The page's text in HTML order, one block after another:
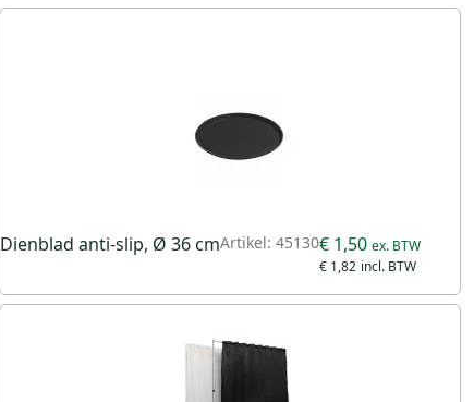
Dienblad anti-slip, Ø 36 cmArtikel: 45130
€ 1,82
€ 1,50